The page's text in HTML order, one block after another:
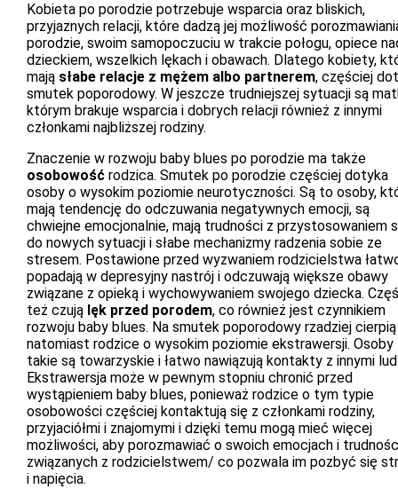
Kobieta po porodzie potrzebuje wsparcia oraz bliskich,
przyjaznych relacji, które dadzą jej możliwość
porodzie, swoim samopoczuciu w trakcie połogu, opiece
dzieckiem, wszelkich lękach i obawach. Dlatego kobiety,
mają słabe relacje z mężem albo partnerem, częściej
smutek poporodowy. W jeszcze trudniejszej sytuacji są
którym brakuje wsparcia i dobrych relacji również z innymi
członkami najbliższej rodziny.
Znaczenie w rozwoju baby blues po porodzie ma także
osobowość rodzica. Smutek po porodzie częściej dotyka
osoby o wysokim poziomie neurotyczności. Są to osoby,
mają tendencję do odczuwania negatywnych emocji, są
chwiejne emocjonalnie, mają trudności z przystosowaniem
do nowych sytuacji i słabe mechanizmy radzenia sobie ze
stresem. Postawione przed wyzwaniem rodzicielstwa
popadają w depresyjny nastrój i odczuwają większe obawy
związane z opieką i wychowywaniem swojego dziecka.
też czują lęk przed porodem, co również jest czynnikiem
rozwoju baby blues. Na smutek poporodowy rzadziej cierpią
natomiast rodzice o wysokim poziomie ekstrawersji. Osoby
takie są towarzyskie i łatwo nawiązują kontakty z innymi
Ekstrawersja może w pewnym stopniu chronić przed
wystąpieniem baby blues, ponieważ rodzice o tym typie
osobowości częściej kontaktują się z członkami rodziny,
przyjaciółmi i znajomymi i dzięki temu mogą mieć więcej
możliwości, aby porozmawiać o swoich emocjach i
związanych z rodzicielstwem/ co pozwala im pozbyć się
i napięcia.